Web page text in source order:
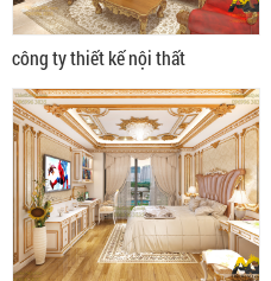
công ty thiết kế nội thất